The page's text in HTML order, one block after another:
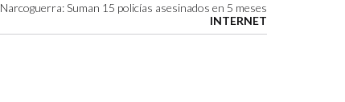
Narcoguerra: Suman 15 policías asesinados en 5 meses
INTERNET